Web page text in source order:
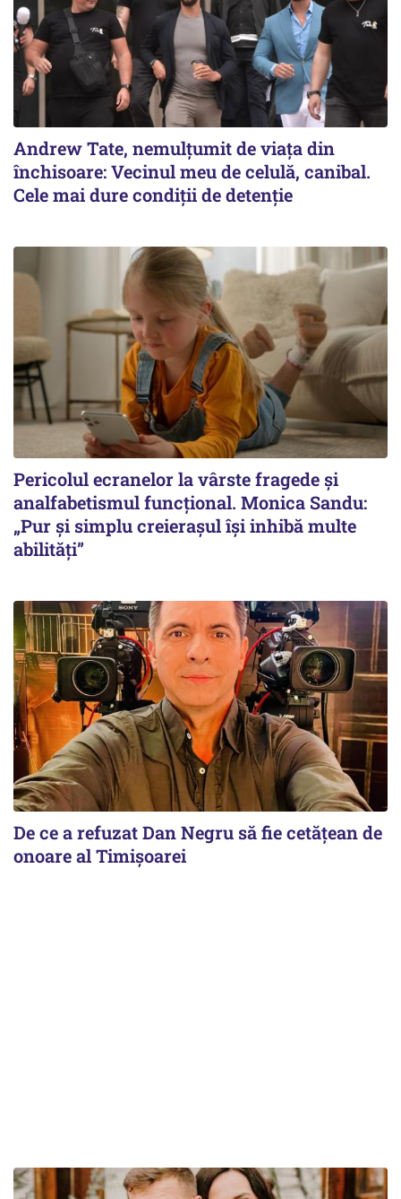
Andrew Tate, nemulțumit de viața din
închisoare: Vecinul meu de celulă, canibal.
Cele mai dure condiții de detenție
Pericolul ecranelor la vârste fragede și
analfabetismul funcțional. Monica Sandu:
„Pur și simplu creierașul își inhibă multe
abilități”
De ce a refuzat Dan Negru să fie cetățean de
onoare al Timișoarei